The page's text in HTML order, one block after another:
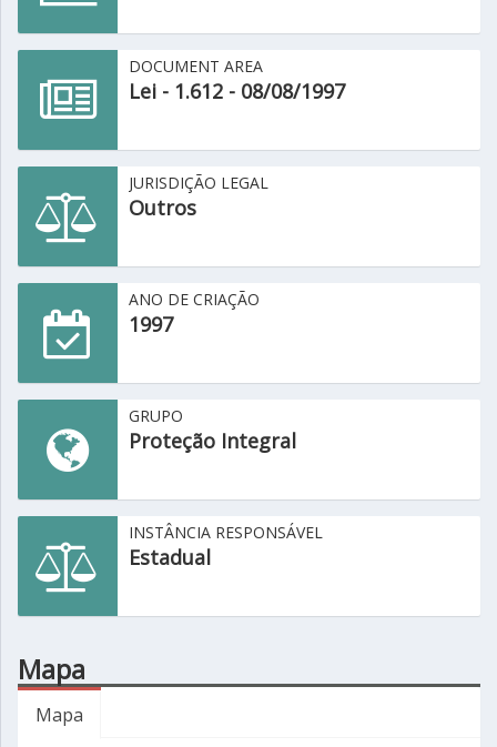
DOCUMENT AREA
Lei - 1.612 - 08/08/1997
JURISDIÇÃO LEGAL
Outros
ANO DE CRIAÇÃO
1997
GRUPO
Proteção Integral
INSTÂNCIA RESPONSÁVEL
Estadual
Mapa
Mapa